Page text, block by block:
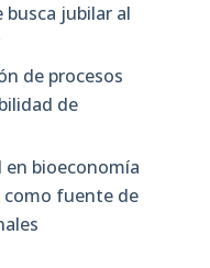
jubilar al
de procesos
de
bioeconomía
como fuente de